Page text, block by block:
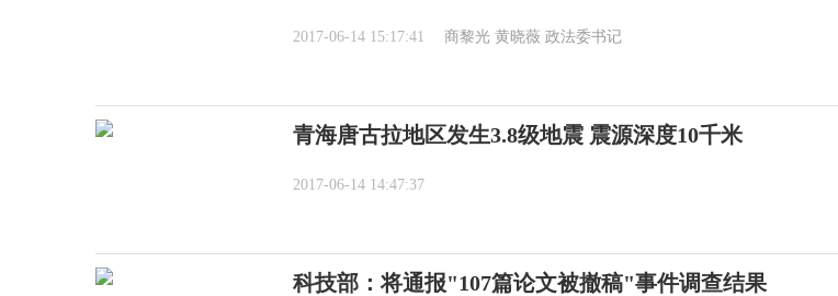
2017-06-14 15:17:41 商黎光 黄晓薇 政法委书记
青海唐古拉地区发生3.8级地震 震源深度10千米
2017-06-14 14:47:37
科技部：将通报"107篇论文被撤稿"事件调查结果